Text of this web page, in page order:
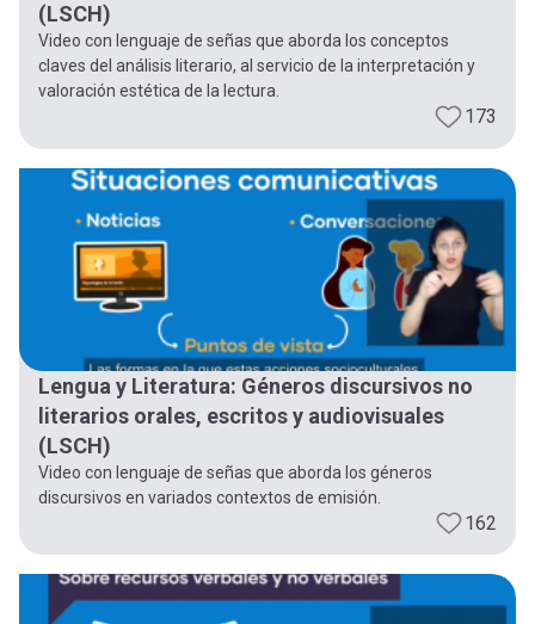
mi
cuenta
(LSCH)
Video con lenguaje de señas que aborda los conceptos
claves del análisis literario, al servicio de la interpretación y
valoración estética de la lectura.
173
Lengua y Literatura: Géneros discursivos no
literarios orales, escritos y audiovisuales
(LSCH)
Video con lenguaje de señas que aborda los géneros
discursivos en variados contextos de emisión.
162